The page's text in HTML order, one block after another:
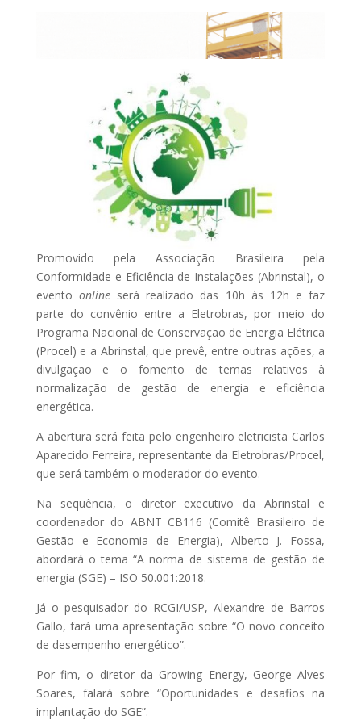
Promovido pela Associação Brasileira pela
Conformidade e Eficiência de Instalações (Abrinstal), o
evento onlineserá realizado das 10h às 12h e faz
parte do convênio entre a Eletrobras, por meio do
Programa Nacional de Conservação de Energia Elétrica
(Procel) e a Abrinstal, que prevê, entre outras ações, a
divulgação e o fomento de temas relativos à
normalização de gestão de energia e eficiência
energética.
A abertura será feita pelo engenheiro eletricista Carlos
Aparecido Ferreira, representante da Eletrobras/Procel,
que será também o moderador do evento.
Na sequência, o diretor executivo da Abrinstal e
coordenador do ABNT CB116 (Comitê Brasileiro de
Gestão e Economia de Energia), Alberto J. Fossa,
abordará o tema “A norma de sistema de gestão de
energia (SGE) – ISO 50.001:2018.
Já o pesquisador do RCGI/USP, Alexandre de Barros
Gallo, fará uma apresentação sobre “O novo conceito
de desempenho energético”.
Por fim, o diretor da Growing Energy, George Alves
Soares, falará sobre “Oportunidades e desafios na
implantação do SGE”.